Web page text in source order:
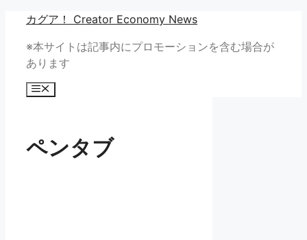
カグア！ Creator Economy News
※本サイトは記事内にプロモーションを含む場合が
あります
メ
ペンタブ